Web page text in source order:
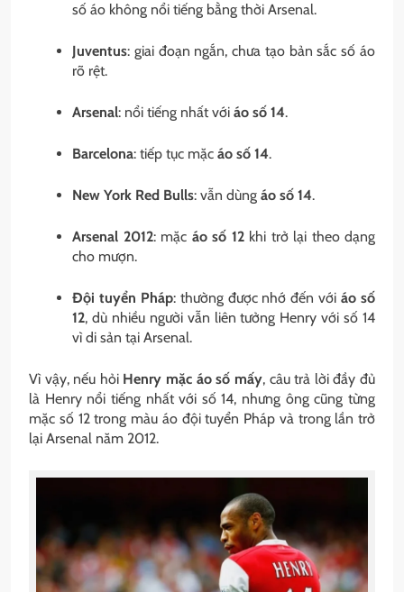
số áo không nổi tiếng bằng thời Arsenal.
Juventus: giai đoạn ngắn, chưa tạo bản sắc số áo
rõ rệt.
Arsenal: nổi tiếng nhất với áo số 14.
Barcelona: tiếp tục mặc áo số 14.
New York Red Bulls: vẫn dùng áo số 14.
Arsenal 2012: mặc áo số 12khi trở lại theo dạng
cho mượn.
Đội tuyển Pháp: thường được nhớ đến vớiáo số
12, dù nhiều người vẫn liên tưởng Henry với số 14
vì di sản tại Arsenal.
Vì vậy, nếu hỏi Henry mặc áo số mấy, câu trả lời đầy đủ
là Henry nổi tiếng nhất với số 14, nhưng ông cũng từng
mặc số 12 trong màu áo đội tuyển Pháp và trong lần trở
lại Arsenal năm 2012.